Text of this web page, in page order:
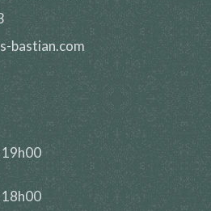
bastian.com
19h00
18h00